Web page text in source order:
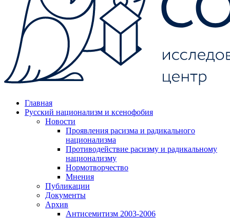
Главная
Русский национализм и ксенофобия
Новости
Проявления расизма и радикального
национализма
Противодействие расизму и радикальному
национализму
Нормотворчество
Мнения
Публикации
Документы
Архив
Антисемитизм 2003-2006